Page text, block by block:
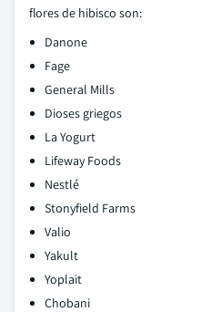
flores de hibisco son:
Danone
Fage
General Mills
Dioses griegos
La Yogurt
Lifeway Foods
Nestlé
Stonyfield Farms
Valio
Yakult
Yoplait
Chobani